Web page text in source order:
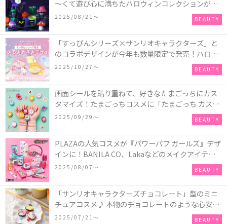
～くて遊び心に満ちたハロウィンコレクションが新
発売！頭と胴体に分かれたバスアイテムを組み合わ
せてキャラクターを完成させる新作「モンスター・
マッシュアップ」シリーズなど♪
2025/08/21〜 BEAUTY
「すっぴんシリーズ×サンリオキャラクターズ」と
のコラボデザインが今年も数量限定で発売！ハロー
キティ、ポムポムプリン、ポチャッコ、ハンギョド
2025/10/27〜 BEAUTY
画面シールを貼り重ねて、好きなたまごっちにカス
タマイズ！たまごっちコスメに「たまごっち カスタ
ム!!リップ＆チーク」が新登場
2025/09/29〜 BEAUTY
PLAZAの人気コスメが『パワーパフ ガールズ』デザ
インに！BANILA CO、Lakaなどのメイクアイテム
に、＆honeyやSign+などのヘアアイテム、VTや
2025/08/07〜 BEAUTY
「サンリオキャラクターズチョコレート」型のミニ
チュアコスメ♪ 本物のチョコレートのような心安ら
ぐ香りの保湿バームが登場！
2025/07/21〜 BEAUTY